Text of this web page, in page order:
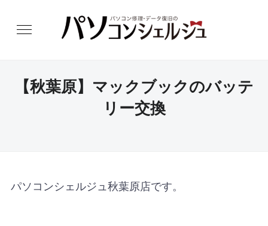
【秋葉原】マックブックのバッテ
リー交換
パソコンシェルジュ秋葉原店です。